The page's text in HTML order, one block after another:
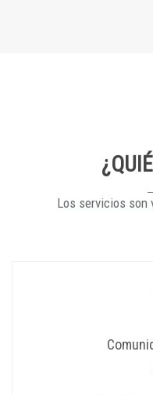
Los servicios son